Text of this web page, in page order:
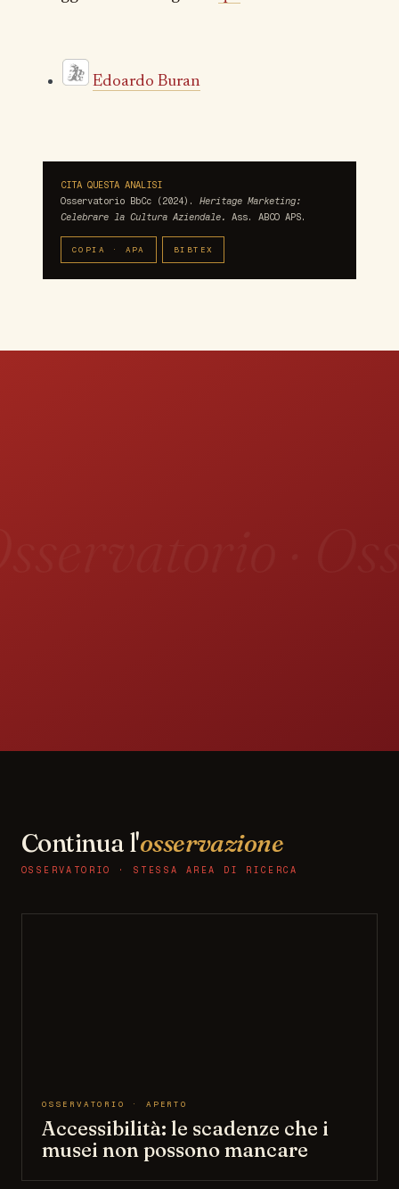
Edoardo Buran
CITA QUESTA ANALISI
Osservatorio BbCc (2024). Heritage Marketing:
Celebrare la Cultura Aziendale.
Ass. ABCO APS.
COPIA · APA BIBTEX
Continua l'osservazione
OSSERVATORIO · STESSA AREA DI RICERCA
OSSERVATORIO · APERTO
Accessibilità: le scadenze che i
musei non possono mancare